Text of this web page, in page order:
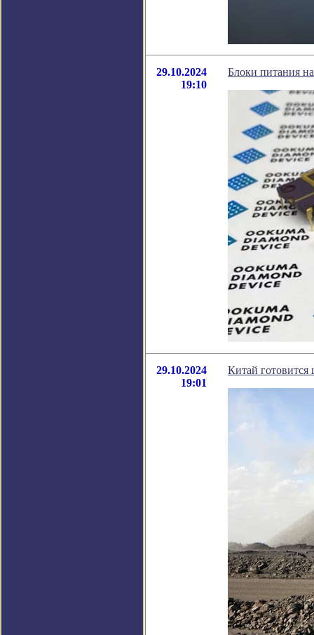
29.10.2024
19:10
Блоки питания
29.10.2024
19:01
Китай